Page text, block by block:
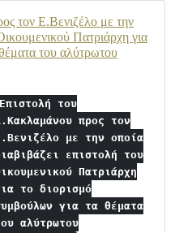
τον Ε.Βενιζέλο με την
Πατριάρχη για
του αλύτρωτου
Επιστολή του
προς τον
με την οποία
επιστολή του
Πατριάρχη
το διορισμό
για τα θέματα
αλύτρωτου